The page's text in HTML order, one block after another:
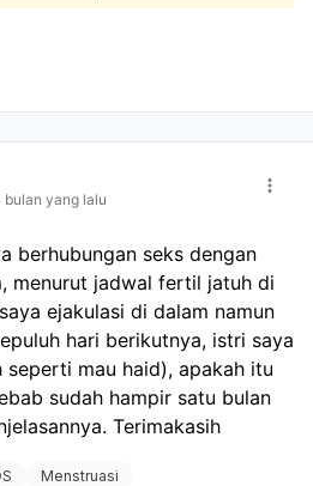
dapat menyebabkan keputihan
penting untuk segera
untuk memastikan penyebab
infeksi tersebut dan mencegah
bulan yang lalu
berhubungan seks dengan
menurut jadwal fertil jatuh di
ejakulasi di dalam namun
hari berikutnya, istri saya
seperti mau haid), apakah itu
sudah hampir satu bulan
Terimakasih
Menstruasi